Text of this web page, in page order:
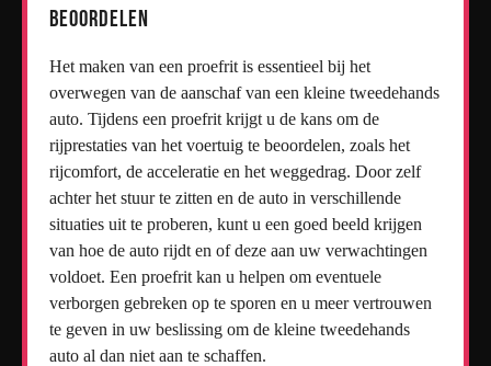
beoordelen
Het maken van een proefrit is essentieel bij het
overwegen van de aanschaf van een kleine tweedehands
auto. Tijdens een proefrit krijgt u de kans om de
rijprestaties van het voertuig te beoordelen, zoals het
rijcomfort, de acceleratie en het weggedrag. Door zelf
achter het stuur te zitten en de auto in verschillende
situaties uit te proberen, kunt u een goed beeld krijgen
van hoe de auto rijdt en of deze aan uw verwachtingen
voldoet. Een proefrit kan u helpen om eventuele
verborgen gebreken op te sporen en u meer vertrouwen
te geven in uw beslissing om de kleine tweedehands
auto al dan niet aan te schaffen.